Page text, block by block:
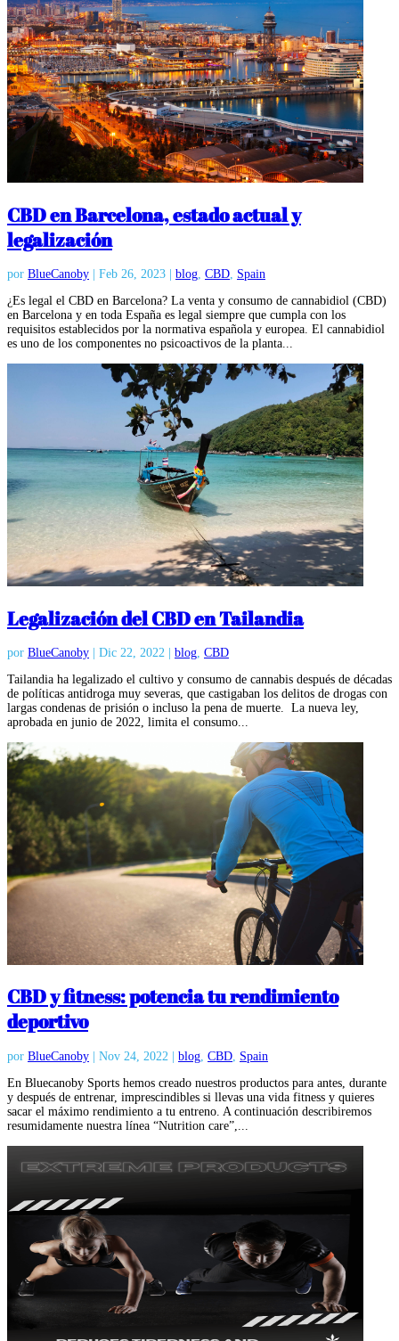
CBD en Barcelona, estado actual y
legalización
por BlueCanoby Feb 26, 2023 blog, CBD, Spain
¿Es legal el CBD en Barcelona? La venta y consumo de cannabidiol (CBD)
en Barcelona y en toda España es legal siempre que cumpla con los
requisitos establecidos por la normativa española y europea. El cannabidiol
es uno de los componentes no psicoactivos de la planta...
Legalización del CBD en Tailandia
por BlueCanoby Dic 22, 2022 blog, CBD
Tailandia ha legalizado el cultivo y consumo de cannabis después de décadas
de políticas antidroga muy severas, que castigaban los delitos de drogas con
largas condenas de prisión o incluso la pena de muerte. La nueva ley,
aprobada en junio de 2022, limita el consumo...
CBD y fitness: potencia tu rendimiento
deportivo
por BlueCanoby Nov 24, 2022 blog CBD Spain
En Bluecanoby Sports hemos creado nuestros productos para antes, durante
y después de entrenar, imprescindibles si llevas una vida fitness y quieres
sacar el máximo rendimiento a tu entreno. A continuación describiremos
resumidamente nuestra línea “Nutrition care”,...